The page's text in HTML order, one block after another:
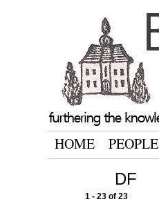
HOME PEOPLE
DF
1 - 23 of 23